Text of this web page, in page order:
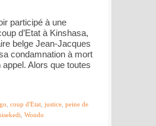
participé à une
d’Etat à Kinshasa,
belge Jean-Jacques
condamnation à mort
Alors que toutes
coup d'Etat justice peine de
Wondo